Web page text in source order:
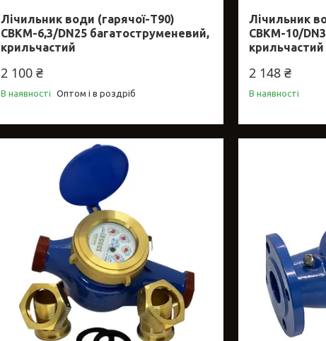
Лічильник води (гарячої-Т90)
СВКМ-6,3/DN25 багатоструменевий,
крильчастий
2 100 ₴
В наявності Оптом і в роздріб
Лічильник
СВКМ-10/
крильчастий
2 148 ₴
В наявності